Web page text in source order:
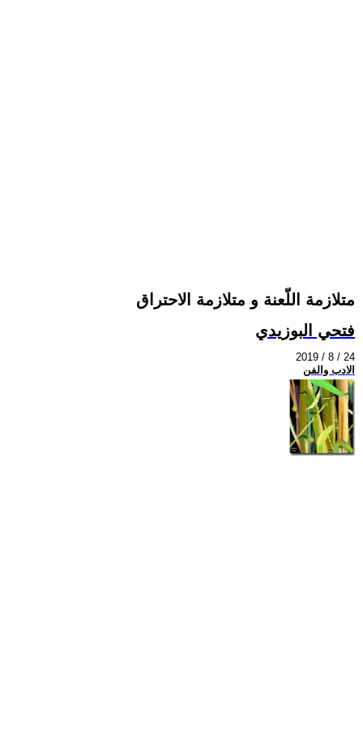
متلازمة اللّعنة و متلازمة الاحتراق
فتحي البوزيدي
2019 / 8 / 24
الادب والفن